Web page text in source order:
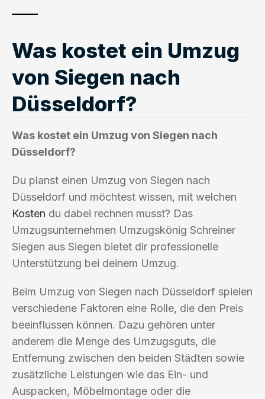
Was kostet ein Umzug
von Siegen nach
Düsseldorf?
Was kostet ein Umzug von Siegen nach
Düsseldorf?
Du planst einen Umzug von Siegen nach
Düsseldorf und möchtest wissen, mit welchen
Kosten du dabei rechnen musst? Das
Umzugsunternehmen Umzugskönig Schreiner
Siegen aus Siegen bietet dir professionelle
Unterstützung bei deinem Umzug.
Beim Umzug von Siegen nach Düsseldorf spielen
verschiedene Faktoren eine Rolle, die den Preis
beeinflussen können. Dazu gehören unter
anderem die Menge des Umzugsguts, die
Entfernung zwischen den beiden Städten sowie
zusätzliche Leistungen wie das Ein- und
Auspacken, Möbelmontage oder die